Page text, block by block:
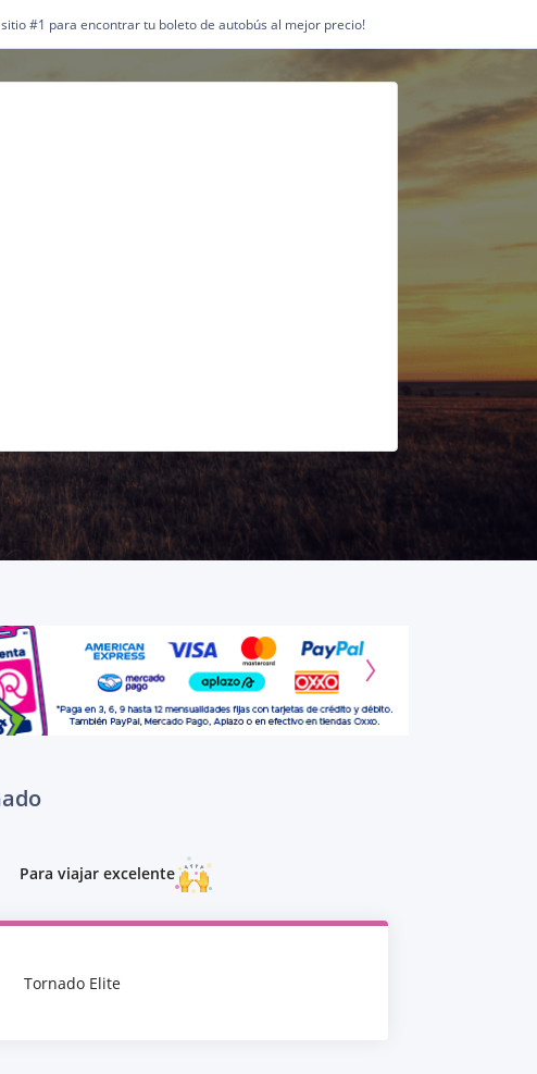
sitio #1 para encontrar tu boleto de autobús al mejor precio!
Para viajar excelente
Tornado Elite